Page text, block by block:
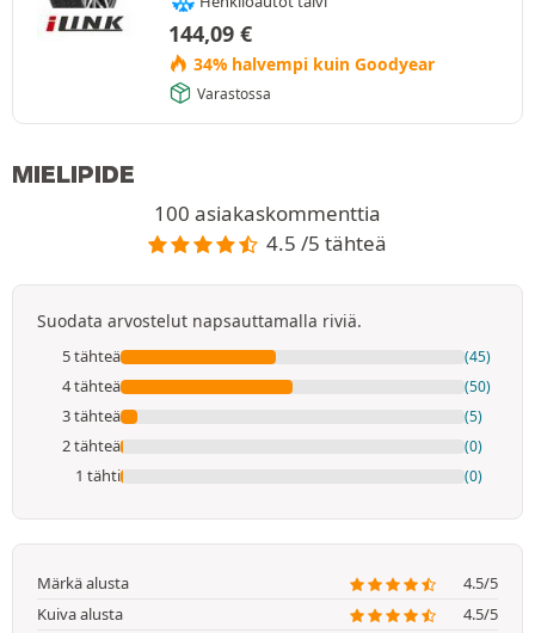
144,09 €
34% halvempi kuin Goodyear
Varastossa
MIELIPIDE
100 asiakaskommenttia
4.5 /5 tähteä
Suodata arvostelut napsauttamalla riviä.
5 tähteä (45)
4 tähteä (50)
3 tähteä (5)
2 tähteä (0)
1 tähti (0)
Märkä alusta
4.5/5
Kuiva alusta
4.5/5